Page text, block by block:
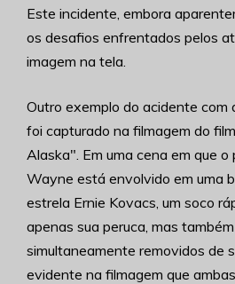
Este incidente, embora
os desafios enfrentados pelos
imagem na tela.
Outro exemplo do acidente com
foi capturado na filmagem do
Alaska". Em uma cena em que o
Wayne está envolvido em uma
estrela Ernie Kovacs, um soco
apenas sua peruca, mas
simultaneamente removidos de
evidente na filmagem que